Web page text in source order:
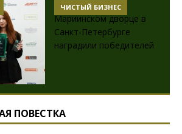
ЧИСТЫЙ БИЗНЕС
ПОВЕСТКА